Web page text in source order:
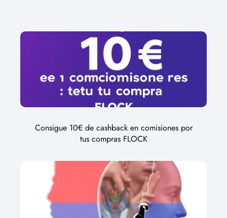
Consigue 10€ de cashback en comisiones por
tus compras FLOCK